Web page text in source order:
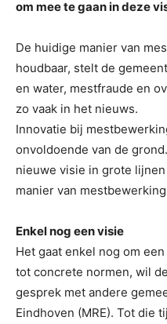
om mee te gaan in deze
De huidige manier van
houdbaar, stelt de
en water, mestfraude en
zo vaak in het nieuws.
Innovatie bij
onvoldoende van de
nieuwe visie in grote
manier van
Enkel nog een visie
Het gaat enkel nog om
tot concrete normen, wil
gesprek met andere
Eindhoven (MRE). Tot die